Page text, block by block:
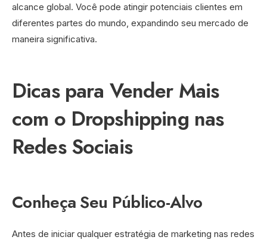
alcance global. Você pode atingir potenciais clientes em
diferentes partes do mundo, expandindo seu mercado de
maneira significativa.
Dicas para Vender Mais
com o Dropshipping nas
Redes Sociais
Conheça Seu Público-Alvo
Antes de iniciar qualquer estratégia de marketing nas redes